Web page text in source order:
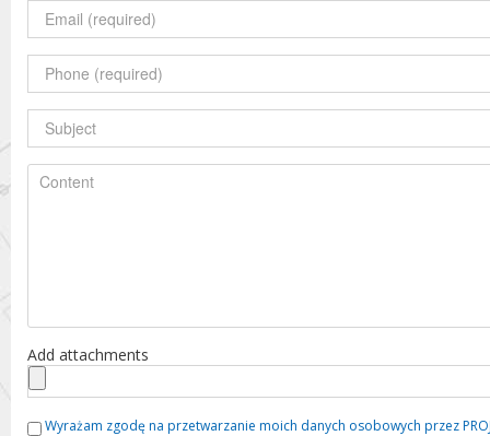
Add attachments
Wyrażam zgodę na przetwarzanie moich danych osobowych przez